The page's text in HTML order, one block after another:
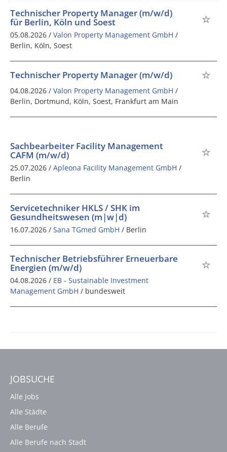
Technischer Property Manager (m/w/d)
für Berlin, Köln und Soest
05.08.2026 / Valon Property Management GmbH /
Berlin, Köln, Soest
Technischer Property Manager (m/w/d)
04.08.2026 / Valon Property Management GmbH /
Berlin, Dortmund, Köln, Soest, Frankfurt am Main
Sachbearbeiter Facility Management
CAFM (m/w/d)
25.07.2026 / Apleona Facility Management GmbH /
Berlin
Servicetechniker HKLS / SHK im
Gesundheitswesen (m|w|d)
16.07.2026 / Sana TGmed GmbH / Berlin
Technischer Betriebsführer Erneuerbare
Energien (m/w/d)
04.08.2026 / EB - Sustainable Investment
Management GmbH / bundesweit
JOBSUCHE
Alle Jobs
Alle Städte
Alle Berufe
Alle Berufe nach Stadt